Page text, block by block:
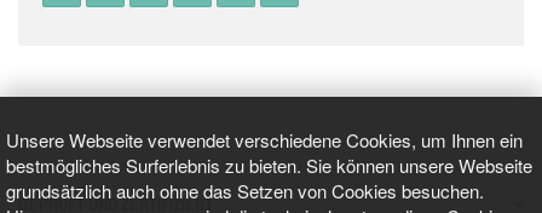
Unsere Webseite verwendet verschiedene Cookies, um Ihnen ein
bestmögliches Surferlebnis zu bieten. Sie können unsere Webseite
grundsätzlich auch ohne das Setzen von Cookies besuchen.
GEPRÜFT UND ZERTIFIZIERT